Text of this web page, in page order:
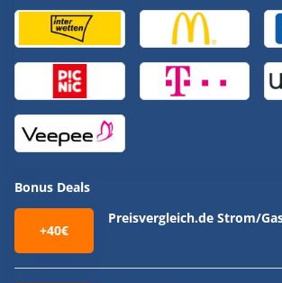
Bonus Deals
+40€
Preisvergleich.de Strom/